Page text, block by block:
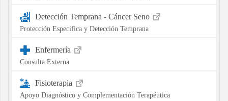
Detección Temprana - Cáncer Seno
Protección Especifica y Detección Temprana
Enfermería
Consulta Externa
Fisioterapia
Apoyo Diagnóstico y Complementación Terapéutica